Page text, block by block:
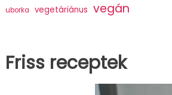
uborka vegetáriánus vegán
Friss receptek